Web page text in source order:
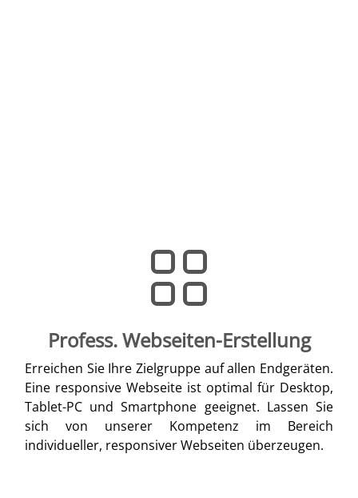
Profess. Webseiten-Erstellung
Erreichen Sie Ihre Zielgruppe auf allen Endgeräten.
Eine responsive Webseite ist optimal für Desktop,
Tablet-PC und Smartphone geeignet. Lassen Sie
sich von unserer Kompetenz im Bereich
individueller, responsiver Webseiten überzeugen.